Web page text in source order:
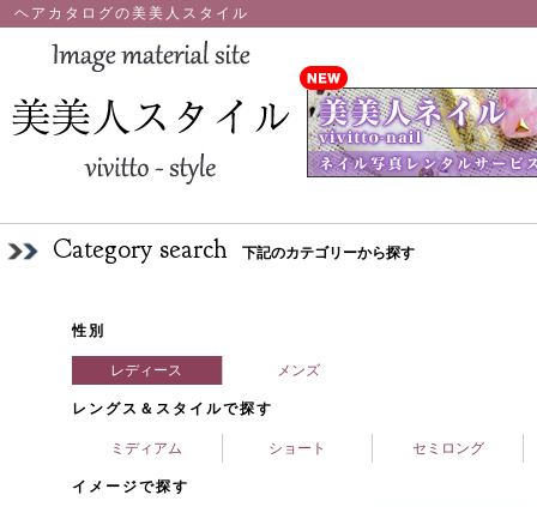
ヘアカタログの美美人スタイル
Category search 下記のカテゴリーから探す
性別
レディース メンズ
レングス＆スタイルで探す
ミディアム ショート セミロング
イメージで探す